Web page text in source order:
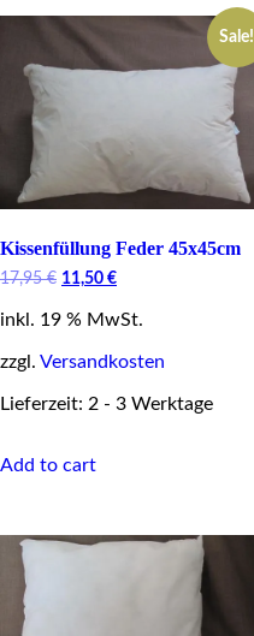
Sale!
Kissenfüllung Feder 45x45cm
17,95€ Original
was:
11,50 €Current
is:
inkl. 19 % MwSt.
zzgl. Versandkosten
Lieferzeit: 2 - 3 Werktage
Add to cart